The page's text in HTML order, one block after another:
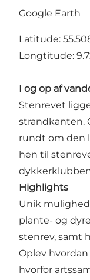
Google Earth
Latitude:
Longtitude:
I og op af
Stenrevet
strandkanten.
rundt om den
hen til
Highlights
Unik
plante- og
stenrev, samt
Oplev
hvorfor